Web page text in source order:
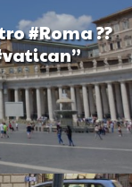
#Roma ??